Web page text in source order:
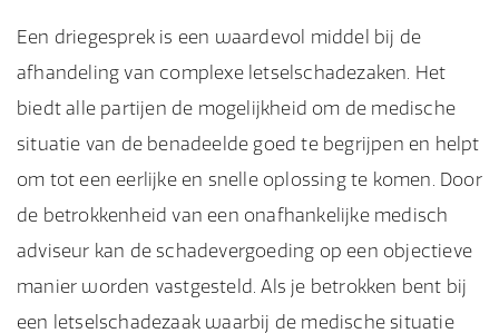
Een driegesprek is een waardevol middel bij de
afhandeling van complexe letselschadezaken. Het
biedt alle partijen de mogelijkheid om de medische
situatie van de benadeelde goed te begrijpen en helpt
om tot een eerlijke en snelle oplossing te komen. Door
de betrokkenheid van een onafhankelijke medisch
adviseur kan de schadevergoeding op een objectieve
manier worden vastgesteld. Als je betrokken bent bij
een letselschadezaak waarbij de medische situatie